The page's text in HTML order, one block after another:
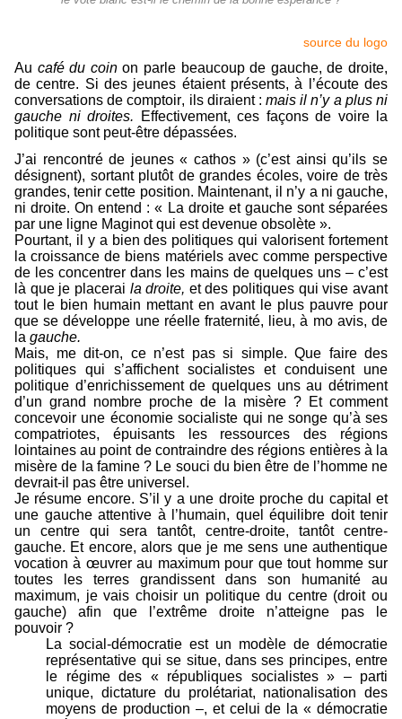
source du logo
Au café du coinon parle beaucoup de gauche, de droite,
de centre. Si des jeunes étaient présents, à l’écoute des
conversations de comptoir, ils diraient :mais il n’y a plus ni
gauche ni droites.
Effectivement, ces façons de voire la
politique sont peut-être dépassées.
J’ai rencontré de jeunes « cathos » (c’est ainsi qu’ils se
désignent), sortant plutôt de grandes écoles, voire de très
grandes, tenir cette position. Maintenant, il n’y a ni gauche,
ni droite. On entend : « La droite et gauche sont séparées
par une ligne Maginot qui est devenue obsolète ».
Pourtant, il y a bien des politiques qui valorisent fortement
la croissance de biens matériels avec comme perspective
de les concentrer dans les mains de quelques uns – c’est
là que je placerai la droite, et des politiques qui vise avant
tout le bien humain mettant en avant le plus pauvre pour
que se développe une réelle fraternité, lieu, à mo avis, de
la gauche.
Mais, me dit-on, ce n’est pas si simple. Que faire des
politiques qui s’affichent socialistes et conduisent une
politique d’enrichissement de quelques uns au détriment
d’un grand nombre proche de la misère ? Et comment
concevoir une économie socialiste qui ne songe qu’à ses
compatriotes, épuisants les ressources des régions
lointaines au point de contraindre des régions entières à la
misère de la famine ? Le souci du bien être de l’homme ne
devrait-il pas être universel.
Je résume encore. S’il y a une droite proche du capital et
une gauche attentive à l’humain, quel équilibre doit tenir
un centre qui sera tantôt, centre-droite, tantôt centre-
gauche. Et encore, alors que je me sens une authentique
vocation à œuvrer au maximum pour que tout homme sur
toutes les terres grandissent dans son humanité au
maximum, je vais choisir un politique du centre (droit ou
gauche) afin que l’extrême droite n’atteigne pas le
pouvoir ?
La social-démocratie est un modèle de démocratie
représentative qui se situe, dans ses principes, entre
le régime des « républiques socialistes » – parti
unique, dictature du prolétariat, nationalisation des
moyens de production –, et celui de la « démocratie